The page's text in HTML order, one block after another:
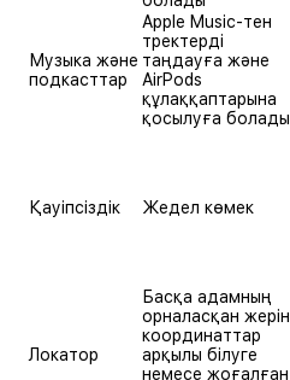
Музыка және
подкасттар
Apple Music-тен
тректерді
таңдауға және
AirPods
құлаққаптарына
қосылуға болады
Қауіпсіздік Жедел көмек
Локатор
Басқа адамның
орналасқан жерін
координаттар
арқылы білуге
немесе жоғалған